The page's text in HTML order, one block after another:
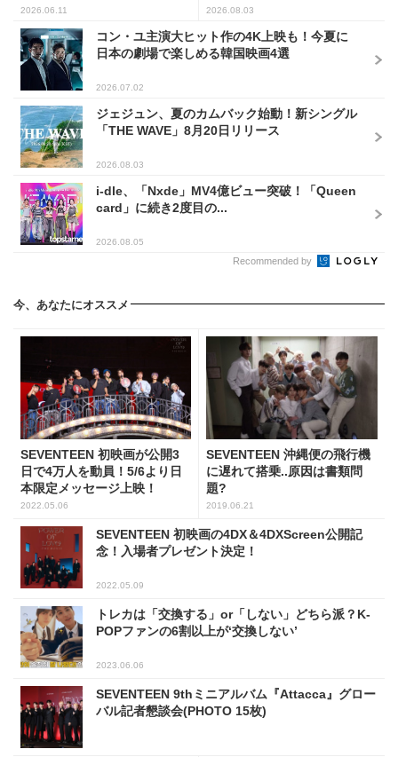
2026.06.11 2026.08.03
コン・ユ主演大ヒット作の4K上映も！今夏に
日本の劇場で楽しめる韓国映画4選
2026.07.02
ジェジュン、夏のカムバック始動！新シングル
「THE WAVE」8月20日リリース
2026.08.03
i-dle、「Nxde」MV4億ビュー突破！「Queen
card」に続き2度目の...
2026.08.05
Recommended by
今、あなたにオススメ
SEVENTEEN 初映画が公開3
日で4万人を動員！5/6より日
本限定メッセージ上映！
2022.05.06
SEVENTEEN 沖縄便の飛行機
に遅れて搭乗..原因は書類問
題?
2019.06.21
SEVENTEEN 初映画の4DX＆4DXScreen公開記
念！入場者プレゼント決定！
2022.05.09
トレカは「交換する」or「しない」どちら派？K-
POPファンの6割以上が‘交換しない’
2023.06.06
SEVENTEEN 9thミニアルバム『Attacca』グロー
バル記者懇談会(PHOTO 15枚)